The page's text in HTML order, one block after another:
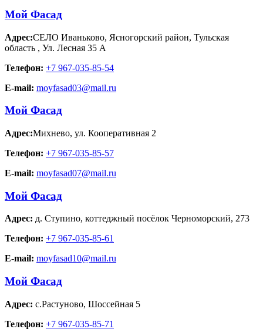
Мой Фасад
Адрес:СЕЛО Иваньково, Ясногорский район, Тульская
область , Ул. Лесная 35 А
Телефон: +7 967-035-85-54
E-mail: moyfasad03@mail.ru
Мой Фасад
Адрес:Михнево, ул. Кооперативная 2
Телефон: +7 967-035-85-57
E-mail: moyfasad07@mail.ru
Мой Фасад
Адрес: д. Ступино, коттеджный посёлок Черноморский, 273
Телефон: +7 967-035-85-61
E-mail: moyfasad10@mail.ru
Мой Фасад
Адрес: с.Растуново, Шоссейная 5
Телефон: +7 967-035-85-71